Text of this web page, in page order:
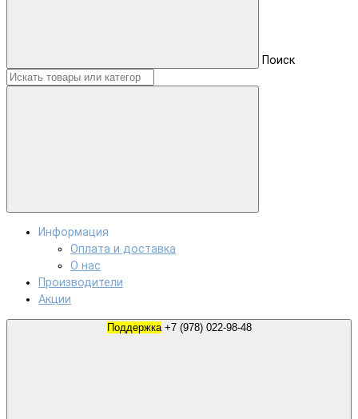
Поиск
Информация
Оплата и доставка
О нас
Производители
Акции
Поддержка +7 (978) 022-98-48